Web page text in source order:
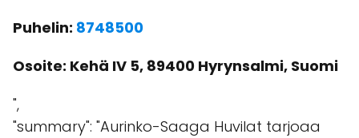
Puhelin: 8748500
Osoite: Kehä IV 5, 89400 Hyrynsalmi, Suomi
",
"summary": "Aurinko-Saaga Huvilat tarjoaa